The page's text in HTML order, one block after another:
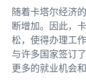
随着卡塔尔经济
断增加。因此，
松，使得办理工
与许多国家签订
更多的就业机会